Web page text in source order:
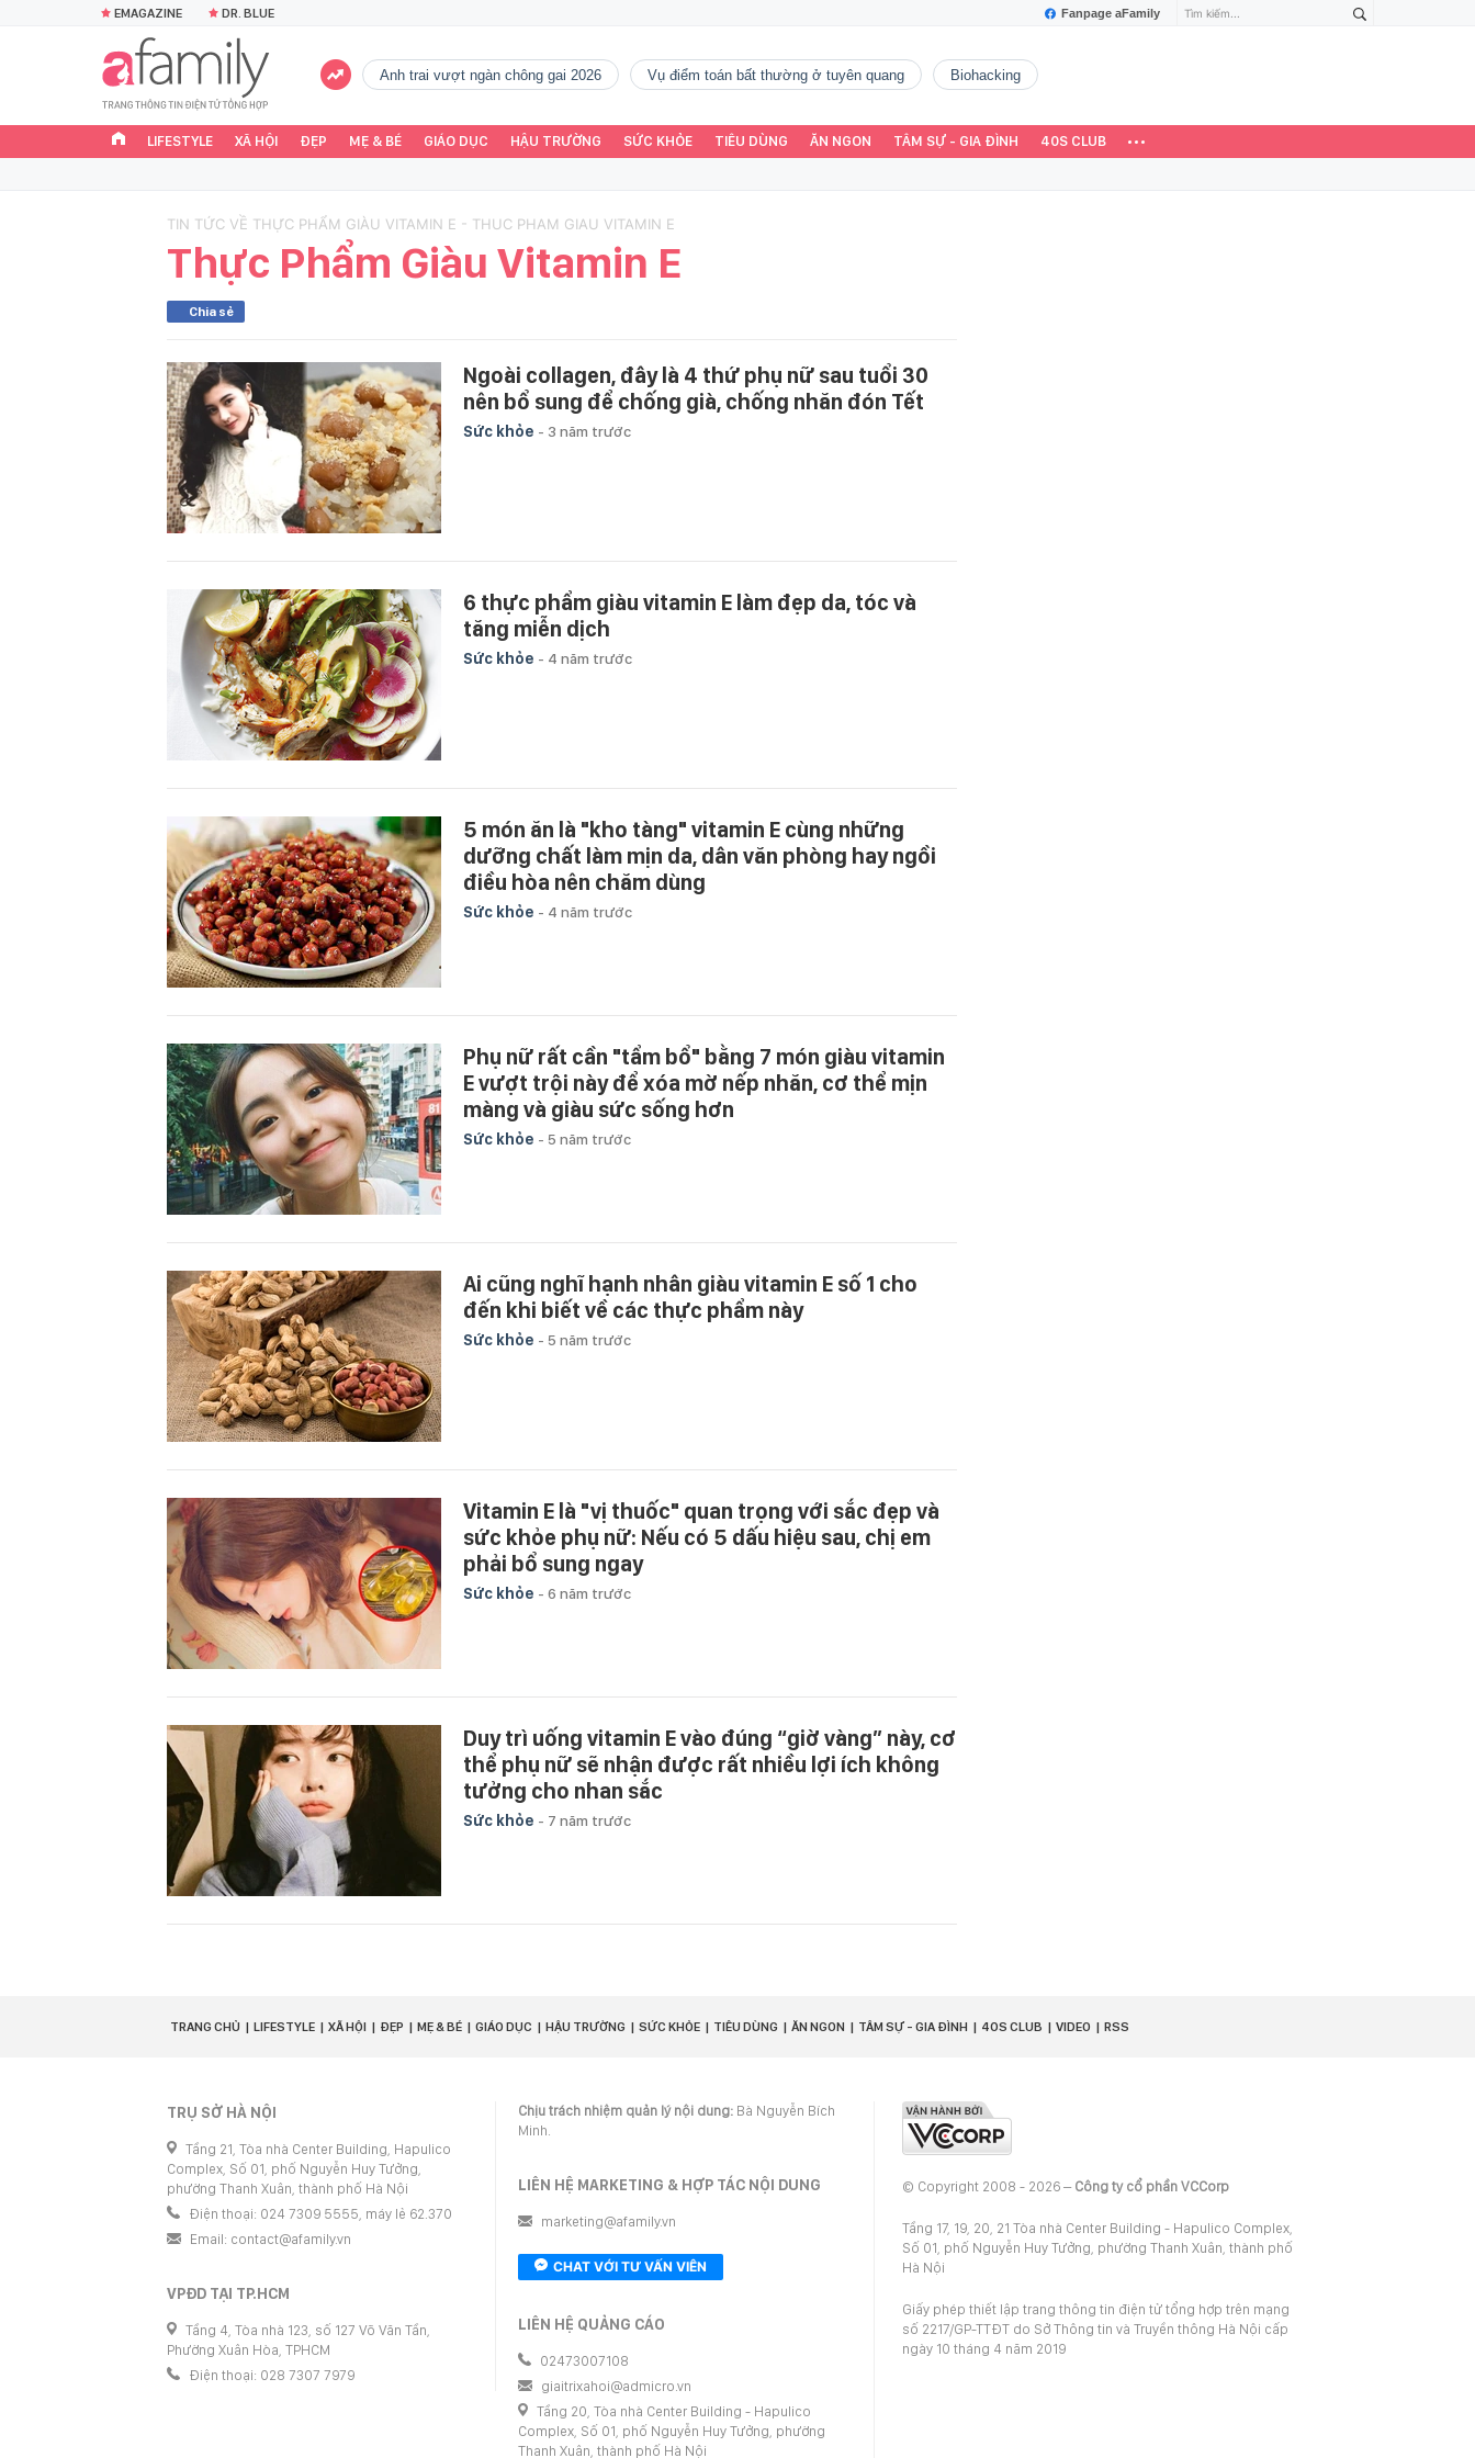
Fanpage aFamily
EMAGAZINE DR. BLUE
Anh trai vượt ngàn chông gai 2026 vụ điểm toán bất thường ở tuyên quang Biohacking
LIFESTYLE XÃ HỘI ĐẸP MẸ & BÉ GIÁO DỤC HẬU TRƯỜNG SỨC KHỎE TIÊU DÙNG ĂN NGON TÂM SỰ - GIA ĐÌNH 40S CLUB
TIN TỨC VỀ THỰC PHẨM GIÀU VITAMIN E - THUC PHAM GIAU VITAMIN E
Thực Phẩm Giàu Vitamin E
Chia sẻ
Ngoài collagen, đây là 4 thứ phụ nữ sau tuổi 30
nên bổ sung để chống già, chống nhăn đón Tết
Sức khỏe - 3 năm trước
6 thực phẩm giàu vitamin E làm đẹp da, tóc và
tăng miễn dịch
Sức khỏe - 4 năm trước
5 món ăn là "kho tàng" vitamin E cùng những
dưỡng chất làm mịn da, dân văn phòng hay ngồi
điều hòa nên chăm dùng
Sức khỏe - 4 năm trước
Phụ nữ rất cần "tẩm bổ" bằng 7 món giàu vitamin
E vượt trội này để xóa mờ nếp nhăn, cơ thể mịn
màng và giàu sức sống hơn
Sức khỏe - 5 năm trước
Ai cũng nghĩ hạnh nhân giàu vitamin E số 1 cho
đến khi biết về các thực phẩm này
Sức khỏe - 5 năm trước
Vitamin E là "vị thuốc" quan trọng với sắc đẹp và
sức khỏe phụ nữ: Nếu có 5 dấu hiệu sau, chị em
phải bổ sung ngay
Sức khỏe - 6 năm trước
Duy trì uống vitamin E vào đúng “giờ vàng” này, cơ
thể phụ nữ sẽ nhận được rất nhiều lợi ích không
tưởng cho nhan sắc
Sức khỏe - 7 năm trước
TRANG CHỦ LIFESTYLE XÃ HỘI ĐẸP MẸ & BÉ GIÁO DỤC HẬU TRƯỜNG SỨC KHỎE TIÊU DÙNG ĂN NGON TÂM SỰ - GIA ĐÌNH 40S CLUB VIDEO RSS
TRỤ SỞ HÀ NỘI
Tầng 21, Tòa nhà Center Building, Hapulico
Complex, Số 01, phố Nguyễn Huy Tưởng,
phường Thanh Xuân, thành phố Hà Nội
Điện thoại: 024 7309 5555, máy lẻ 62.370
Email: contact@afamily.vn
VPĐD TẠI TP.HCM
Tầng 4, Tòa nhà 123, số 127 Võ Văn Tần,
Phường Xuân Hòa, TPHCM
Điện thoại: 028 7307 7979
Chịu trách nhiệm quản lý nội dung: Bà Nguyễn Bích
Minh.
LIÊN HỆ MARKETING & HỢP TÁC NỘI DUNG
marketing@afamily.vn
CHAT VỚI TƯ VẤN VIÊN
LIÊN HỆ QUẢNG CÁO
02473007108
giaitrixahoi@admicro.vn
Tầng 20, Tòa nhà Center Building - Hapulico
Complex, Số 01, phố Nguyễn Huy Tưởng, phường
Thanh Xuân, thành phố Hà Nội
© Copyright 2008 - 2026 – Công ty cổ phần VCCorp
Tầng 17, 19, 20, 21 Tòa nhà Center Building - Hapulico Complex,
Số 01, phố Nguyễn Huy Tưởng, phường Thanh Xuân, thành phố
Hà Nội
Giấy phép thiết lập trang thông tin điện tử tổng hợp trên mạng
số 2217/GP-TTĐT do Sở Thông tin và Truyền thông Hà Nội cấp
ngày 10 tháng 4 năm 2019